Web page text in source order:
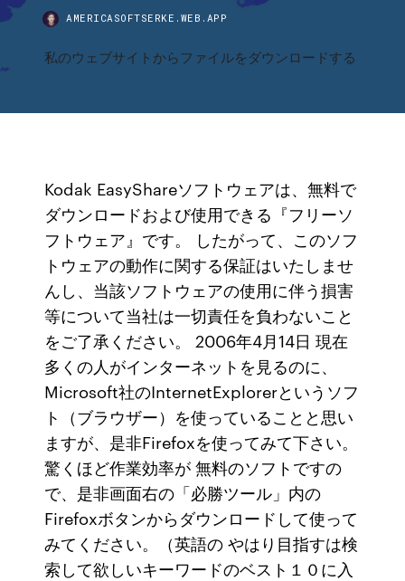
AMERICASOFTSERKE.WEB.APP
私のウェブサイトからファイルをダウンロードする
Kodak EasyShareソフトウェアは、無料で
ダウンロードおよび使用できる『フリーソ
フトウェア』です。 したがって、このソフ
トウェアの動作に関する保証はいたしませ
んし、当該ソフトウェアの使用に伴う損害
等について当社は一切責任を負わないこと
をご了承ください。 2006年4月14日 現在
多くの人がインターネットを見るのに、
Microsoft社のInternetExplorerというソフ
ト（ブラウザー）を使っていることと思い
ますが、是非Firefoxを使ってみて下さい。
驚くほど作業効率が 無料のソフトですの
で、是非画面右の「必勝ツール」内の
Firefoxボタンからダウンロードして使って
みてください。（英語の やはり目指すは検
索して欲しいキーワードのベスト１０に入